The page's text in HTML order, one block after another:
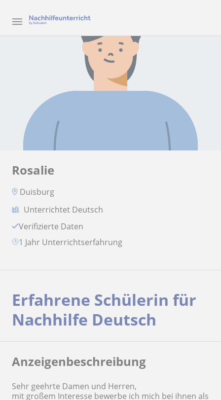
Rosalie
Duisburg
Unterrichtet Deutsch
Verifizierte Daten
1 Jahr Unterrichtserfahrung
Erfahrene Schülerin für
Nachhilfe Deutsch
Anzeigenbeschreibung
Sehr geehrte Damen und Herren,
mit großem Interesse bewerbe ich mich bei ihnen als